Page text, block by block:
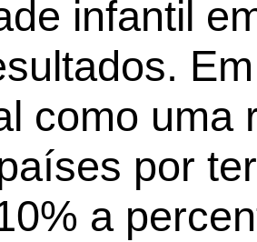
infantil
como uma
por
a